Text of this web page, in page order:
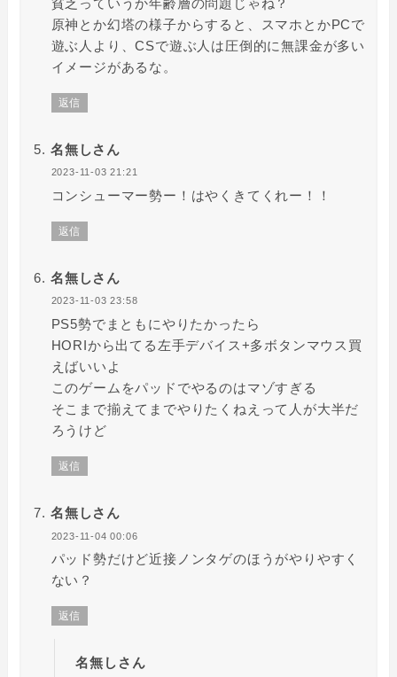
原神とか幻塔の様子からすると、スマホとかPCで
遊ぶ人より、CSで遊ぶ人は圧倒的に無課金が多い
イメージがあるな。
返信
名無しさん
2023-11-03 21:21
コンシューマー勢ー！はやくきてくれー！！
返信
名無しさん
2023-11-03 23:58
PS5勢でまともにやりたかったら
HORIから出てる左手デバイス+多ボタンマウス買
えばいいよ
このゲームをパッドでやるのはマゾすぎる
そこまで揃えてまでやりたくねえって人が大半だ
ろうけど
返信
名無しさん
2023-11-04 00:06
パッド勢だけど近接ノンタゲのほうがやりやすく
ない？
返信
名無しさん